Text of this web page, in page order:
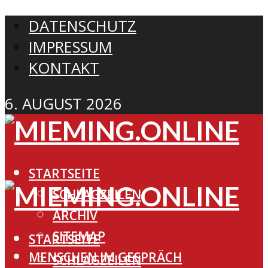
DATENSCHUTZ
IMPRESSUM
KONTAKT
6. AUGUST 2026
STARTSEITE
SCHLAGZEILEN
ARCHIV
SITEMAP
MENSCHEN IM GESPRÄCH
STARTSEITE
SCHLAGZEILEN